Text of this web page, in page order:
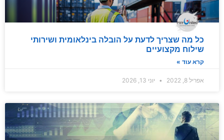
כל מה שצריך לדעת על הובלה בינלאומית ושירותי
שילוח מקצועיים
קרא עוד »
אפריל 8, 2022 יוני 13, 2026